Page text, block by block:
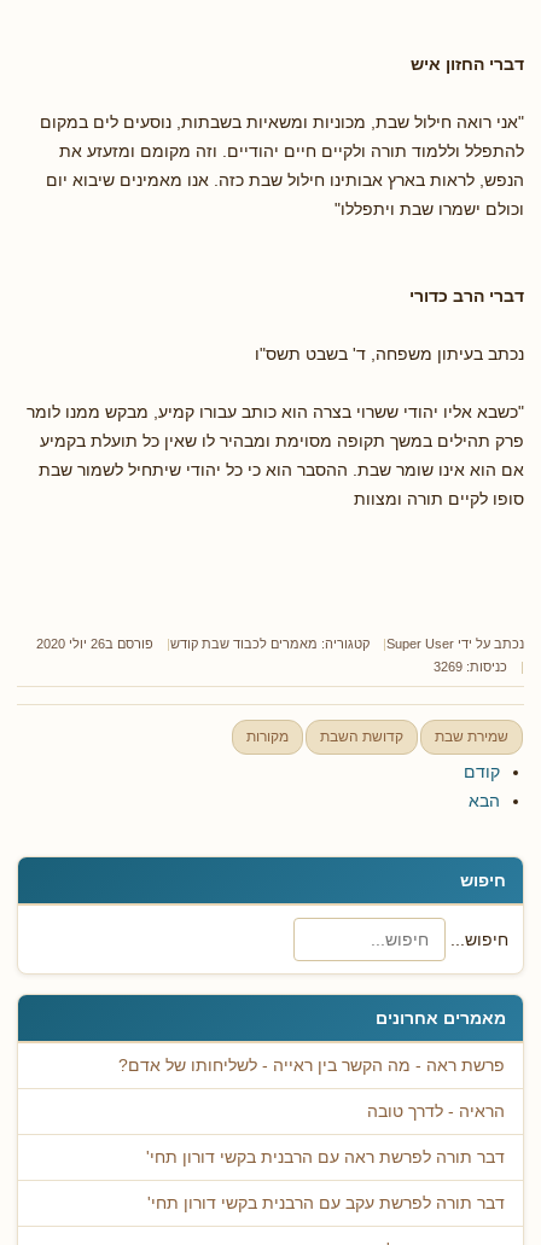
חיפוש
חיפוש...
מאמרים אחרונים
פרשת ראה - מה הקשר בין ראייה - לשליחותו של אדם?
הראיה - לדרך טובה
דבר תורה לפרשת ראה עם הרבנית בקשי דורון תחי'
דבר תורה לפרשת עקב עם הרבנית בקשי דורון תחי'
דברי החזון איש
"אני רואה חילול שבת, מכוניות ומשאיות בשבתות, נוסעים לים במקום
להתפלל וללמוד תורה ולקיים חיים יהודיים. וזה מקומם ומזעזע את
הנפש, לראות בארץ אבותינו חילול שבת כזה. אנו מאמינים שיבוא יום
וכולם ישמרו שבת ויתפללו"
דברי הרב כדורי
נכתב בעיתון משפחה, ד' בשבט תשס"ו
"כשבא אליו יהודי ששרוי בצרה הוא כותב עבורו קמיע, מבקש ממנו לומר
פרק תהילים במשך תקופה מסוימת ומבהיר לו שאין כל תועלת בקמיע
אם הוא אינו שומר שבת. ההסבר הוא כי כל יהודי שיתחיל לשמור שבת
סופו לקיים תורה ומצוות
נכתב על ידי Super User קטגוריה: מאמרים לכבוד שבת קודש
פורסם ב26 יולי 2020
כניסות: 3269
שמירת שבת קדושת השבת מקורות
קודם
הבא